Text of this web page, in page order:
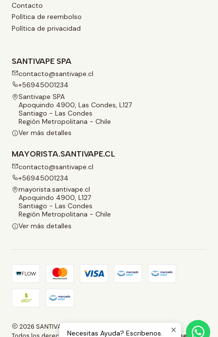
Contacto
Política de reembolso
Política de privacidad
SANTIVAPE SPA
contacto@santivape.cl
+56945001234
Santivape SPA
Apoquindo 4900, Las Condes, L127
Santiago - Las Condes
Región Metropolitana - Chile
Ver más detalles
MAYORISTA.SANTIVAPE.CL
contacto@santivape.cl
+56945001234
mayorista.santivape.cl
Apoquindo 4900, L127
Santiago - Las Condes
Región Metropolitana - Chile
Ver más detalles
2026 SANTIVAPE.
Necesitas Ayuda? Escribenos.